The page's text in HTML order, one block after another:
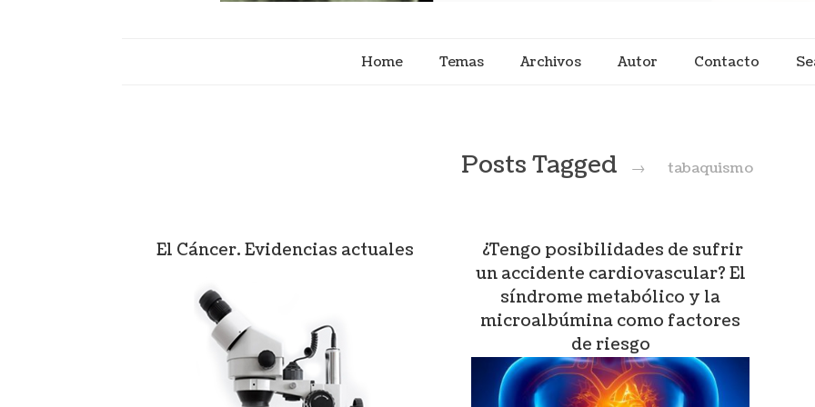
Home Temas Archivos Autor Contacto
Posts Tagged → tabaquismo
El Cáncer. Evidencias actuales
¿Tengo posibilidades de sufrir
un accidente cardiovascular? El
síndrome metabólico y la
microalbúmina como factores
de riesgo